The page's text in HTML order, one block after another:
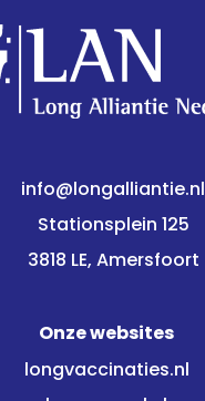
info@longalliantie.nl
Stationsplein 125
3818 LE, Amersfoort
Onze websites
longvaccinaties.nl